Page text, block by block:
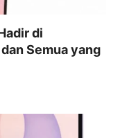
di
Semua yang